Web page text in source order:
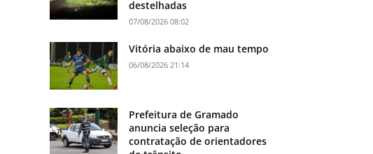
destelhadas
07/08/2026 08:02
Vitória abaixo de mau tempo
06/08/2026 21:14
Prefeitura de Gramado
anuncia seleção para
contratação de orientadores